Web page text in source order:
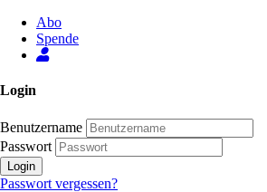
Abo
Spende
Login
Benutzername
Passwort
Login
Passwort vergessen?